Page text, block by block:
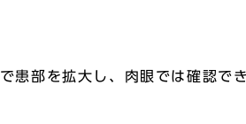
患部を拡大し、肉眼では確認で